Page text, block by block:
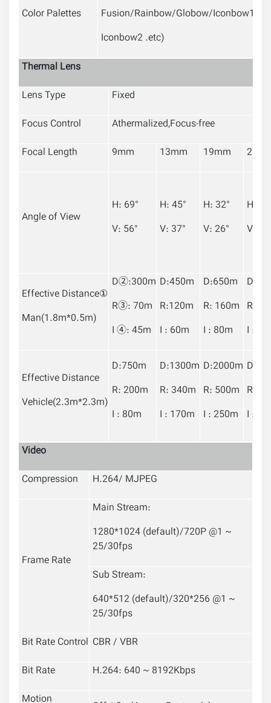
Color Palettes
Fusion/Rainbow/Globow/Iconbow1/
Iconbow2 .etc)
Thermal Lens
Lens Type
Fixed
Focus Control
Athermalized,Focus-free
Focal Length
9mm 13mm 19mm
Angle of View
H: 69°
V: 56°
H: 45°
V: 37°
H: 32°
V: 26°
H:
V:
Effective Distance①
Man(1.8m*0.5m)
D②:300m
R③: 70m
I ④: 45m
D:450m
R:120m
I : 60m
D:650m
R: 160m
I : 80m
R:
I :
Effective Distance
Vehicle(2.3m*2.3m)
D:750m
R: 200m
I : 80m
D:1300m
R: 340m
I : 170m
D:2000m
R: 500m
I : 250m
R:
I :
Video
Compression
H.264/ MJPEG
Frame Rate
Main Stream:
1280*1024 (default)/720P @1 ~
25/30fps
Sub Stream:
640*512 (default)/320*256 @1 ~
25/30fps
Bit Rate Control CBR / VBR
Bit Rate
H.264: 640 ~ 8192Kbps
Motion